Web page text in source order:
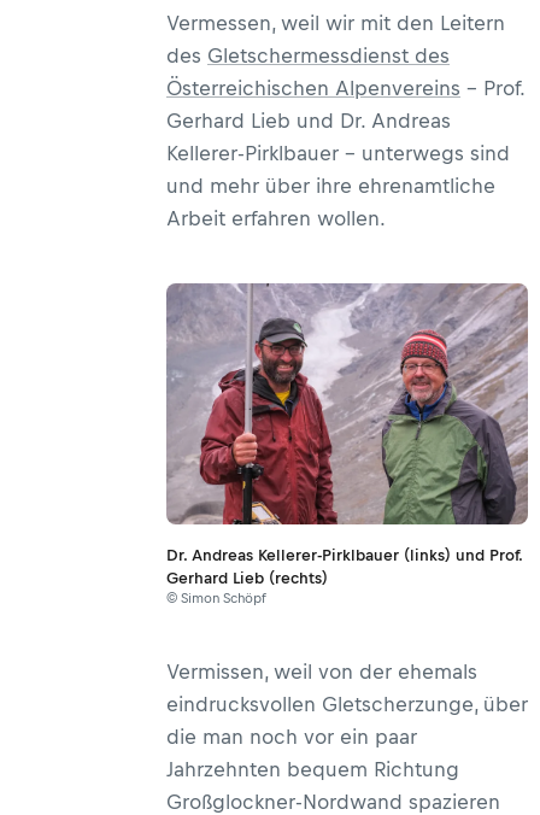
Vermessen, weil wir mit den Leitern
des Gletschermessdienst des
Österreichischen Alpenvereins – Prof.
Gerhard Lieb und Dr. Andreas
Kellerer-Pirklbauer – unterwegs sind
und mehr über ihre ehrenamtliche
Arbeit erfahren wollen.
Dr. Andreas Kellerer-Pirklbauer (links) und Prof.
Gerhard Lieb (rechts)
© Simon Schöpf
Vermissen, weil von der ehemals
eindrucksvollen Gletscherzunge, über
die man noch vor ein paar
Jahrzehnten bequem Richtung
Großglockner-Nordwand spazieren